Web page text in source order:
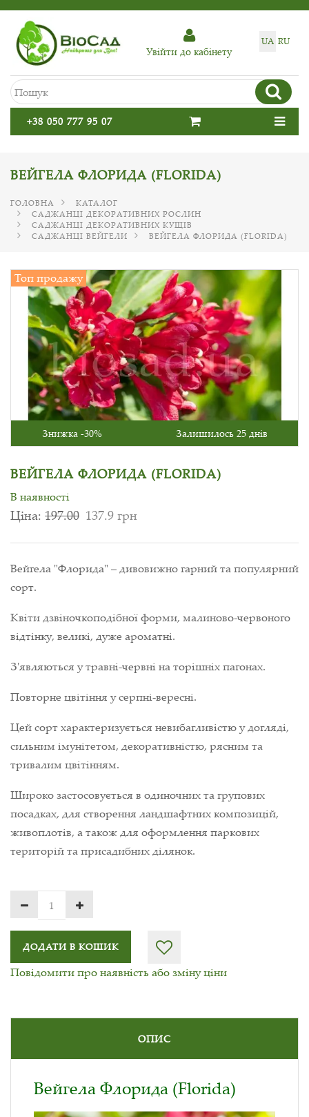
UA RU
Увiйти до кабiнету
+38 050 777 95 07
ВЕЙГЕЛА ФЛОРИДА (FLORIDA)
ГОЛОВНА
КАТАЛОГ
САДЖАНЦІ ДЕКОРАТИВНИХ РОСЛИН
САДЖАНЦІ ДЕКОРАТИВНИХ КУЩІВ
САДЖАНЦІ ВЕЙГЕЛИ
ВЕЙГЕЛА ФЛОРИДА (FLORIDA)
Топ продажу
Знижка -30% Залишилось 25 днів
ВЕЙГЕЛА ФЛОРИДА (FLORIDA)
В наявності
Ціна: 197.00 137.9 грн
Вейгела "Флорида" – дивовижно гарний та популярний
сорт.
Квіти дзвіночкоподібної форми, малиново-червоного
відтінку, великі, дуже ароматні.
З'являються у травні-червні на торішніх пагонах.
Повторне цвітіння у серпні-вересні.
Цей сорт характеризується невибагливістю у догляді,
сильним імунітетом, декоративністю, рясним та
тривалим цвітінням.
Широко застосовується в одиночних та групових
посадках, для створення ландшафтних композицій,
живоплотів, а також для оформлення паркових
територій та присадибних ділянок.
ДОДАТИ В КОШИК
Повідомити про наявність або зміну ціни
ОПИС
Вейгела Флорида (Florida)